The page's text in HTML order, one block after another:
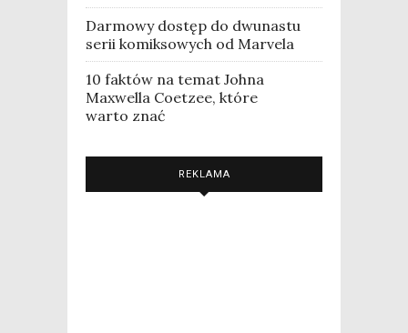
Darmowy dostęp do dwunastu
serii komiksowych od Marvela
10 faktów na temat Johna
Maxwella Coetzee, które
warto znać
REKLAMA